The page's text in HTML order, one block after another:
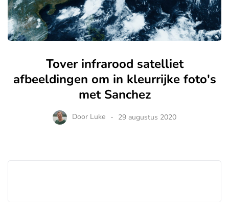
Tover infrarood satelliet
afbeeldingen om in kleurrijke foto's
met Sanchez
Door Luke 29 augustus 2020